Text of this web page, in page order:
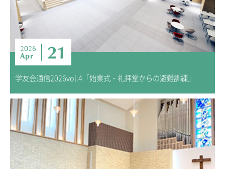
2026
Apr 21
学友会通信2026vol.4「始業式・礼拝堂からの避難訓練」